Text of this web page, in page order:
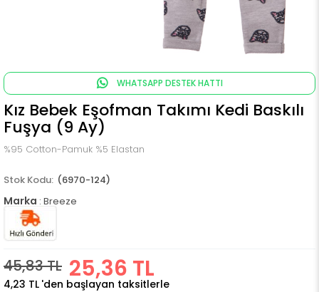
WHATSAPP DESTEK HATTI
Kız Bebek Eşofman Takımı Kedi Baskılı
Fuşya (9 Ay)
%95 Cotton-Pamuk %5 Elastan
(6970-124)
Marka : Breeze
45,83 TL 25,36 TL
4,23 TL 'den başlayan taksitlerle